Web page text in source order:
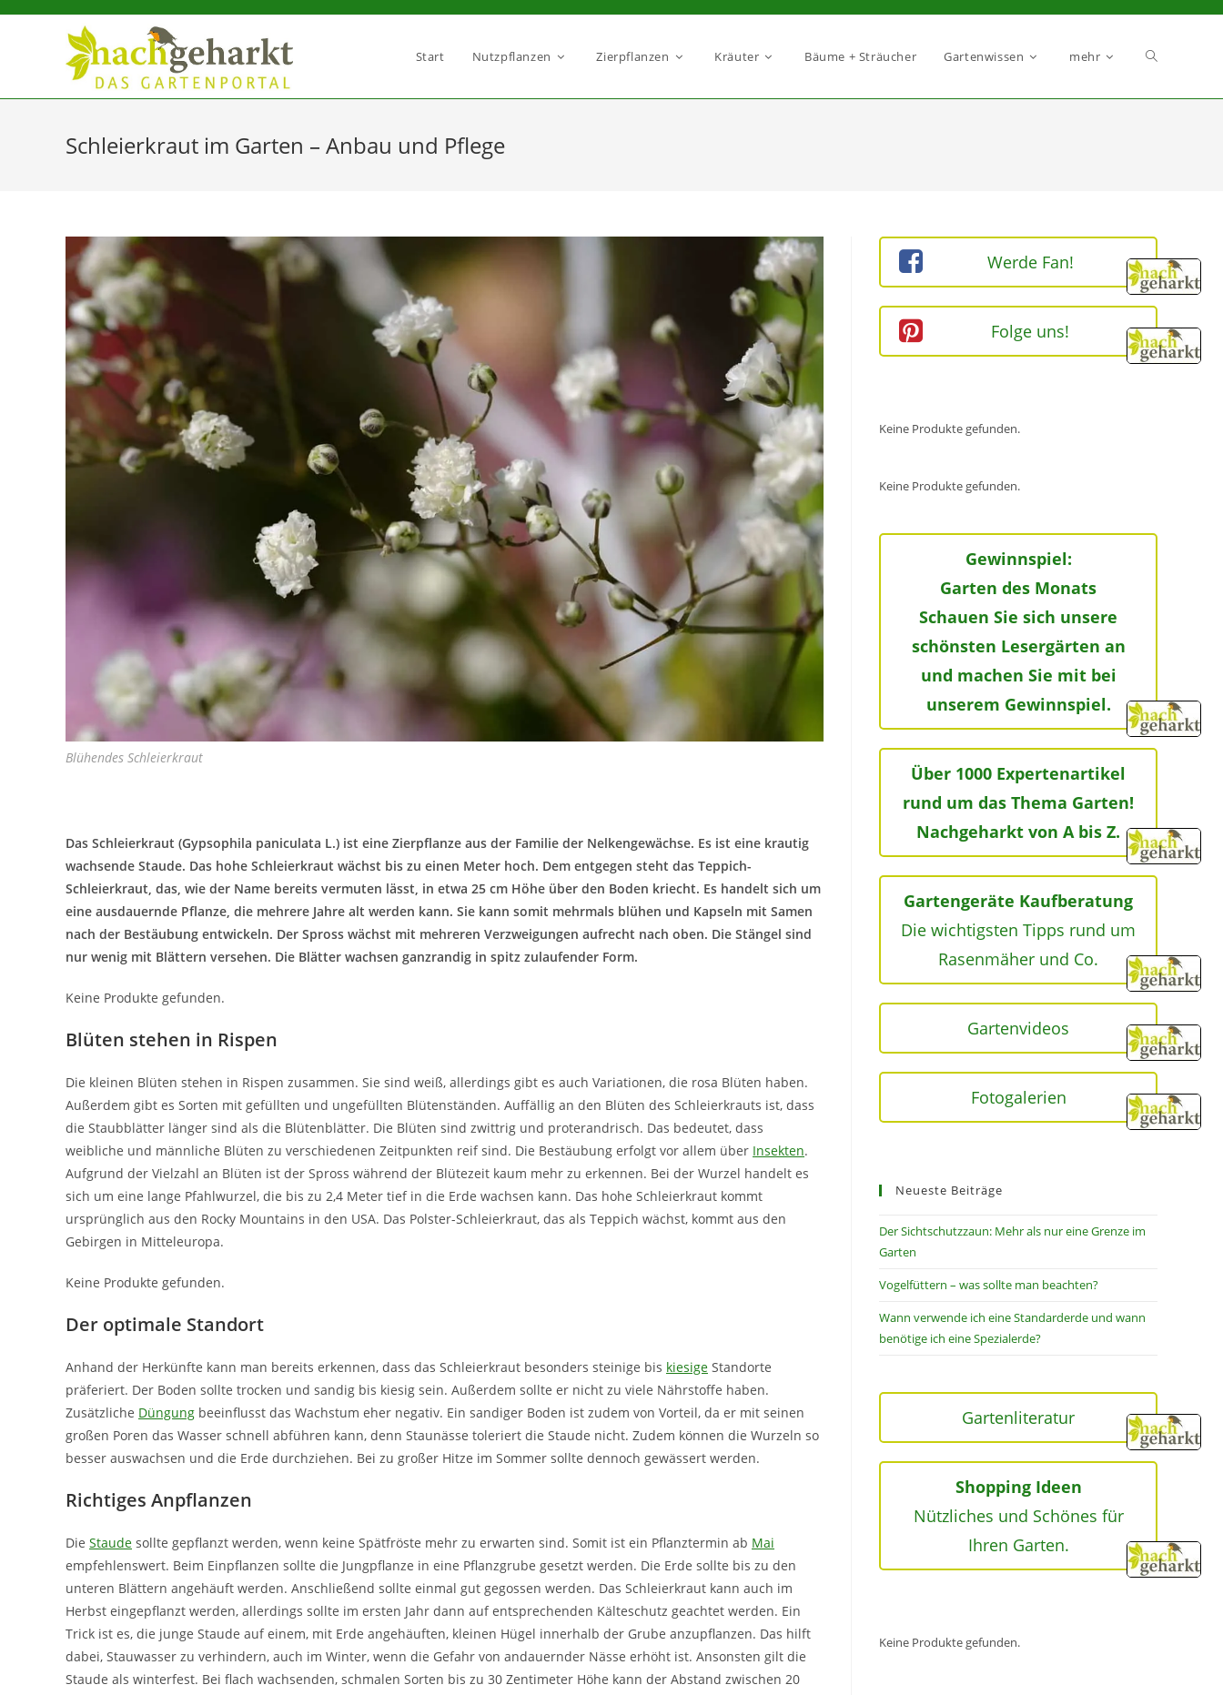
Sidebar-
Start Nutzpflanzen Zierpflanzen Kräuter Bäume + Sträucher Gartenwissen mehr
Schleierkraut im Garten – Anbau und Pflege
Blühendes Schleierkraut
Das Schleierkraut (Gypsophila paniculata L.) ist eine Zierpflanze aus der Familie der Nelkengewächse. Es ist eine krautig
wachsende Staude. Das hohe Schleierkraut wächst bis zu einen Meter hoch. Dem entgegen steht das Teppich-
Schleierkraut, das, wie der Name bereits vermuten lässt, in etwa 25 cm Höhe über den Boden kriecht. Es handelt sich um
eine ausdauernde Pflanze, die mehrere Jahre alt werden kann. Sie kann somit mehrmals blühen und Kapseln mit Samen
nach der Bestäubung entwickeln. Der Spross wächst mit mehreren Verzweigungen aufrecht nach oben. Die Stängel sind
nur wenig mit Blättern versehen. Die Blätter wachsen ganzrandig in spitz zulaufender Form.
Keine Produkte gefunden.
Blüten stehen in Rispen
Die kleinen Blüten stehen in Rispen zusammen. Sie sind weiß, allerdings gibt es auch Variationen, die rosa Blüten haben.
Außerdem gibt es Sorten mit gefüllten und ungefüllten Blütenständen. Auffällig an den Blüten des Schleierkrauts ist, dass
die Staubblätter länger sind als die Blütenblätter. Die Blüten sind zwittrig und proterandrisch. Das bedeutet, dass
weibliche und männliche Blüten zu verschiedenen Zeitpunkten reif sind. Die Bestäubung erfolgt vor allem über Insekten.
Aufgrund der Vielzahl an Blüten ist der Spross während der Blütezeit kaum mehr zu erkennen. Bei der Wurzel handelt es
sich um eine lange Pfahlwurzel, die bis zu 2,4 Meter tief in die Erde wachsen kann. Das hohe Schleierkraut kommt
ursprünglich aus den Rocky Mountains in den USA. Das Polster-Schleierkraut, das als Teppich wächst, kommt aus den
Gebirgen in Mitteleuropa.
Keine Produkte gefunden.
Der optimale Standort
Anhand der Herkünfte kann man bereits erkennen, dass das Schleierkraut besonders steinige bis kiesige Standorte
präferiert. Der Boden sollte trocken und sandig bis kiesig sein. Außerdem sollte er nicht zu viele Nährstoffe haben.
Zusätzliche Düngung beeinflusst das Wachstum eher negativ. Ein sandiger Boden ist zudem von Vorteil, da er mit seinen
großen Poren das Wasser schnell abführen kann, denn Staunässe toleriert die Staude nicht. Zudem können die Wurzeln so
besser auswachsen und die Erde durchziehen. Bei zu großer Hitze im Sommer sollte dennoch gewässert werden.
Richtiges Anpflanzen
Die Staude sollte gepflanzt werden, wenn keine Spätfröste mehr zu erwarten sind. Somit ist ein Pflanztermin ab Mai
empfehlenswert. Beim Einpflanzen sollte die Jungpflanze in eine Pflanzgrube gesetzt werden. Die Erde sollte bis zu den
unteren Blättern angehäuft werden. Anschließend sollte einmal gut gegossen werden. Das Schleierkraut kann auch im
Herbst eingepflanzt werden, allerdings sollte im ersten Jahr dann auf entsprechenden Kälteschutz geachtet werden. Ein
Trick ist es, die junge Staude auf einem, mit Erde angehäuften, kleinen Hügel innerhalb der Grube anzupflanzen. Das hilft
dabei, Stauwasser zu verhindern, auch im Winter, wenn die Gefahr von andauernder Nässe erhöht ist. Ansonsten gilt die
Staude als winterfest. Bei flach wachsenden, schmalen Sorten bis zu 30 Zentimeter Höhe kann der Abstand zwischen 20
Werde Fan!
Folge uns!
Keine Produkte gefunden.
Keine Produkte gefunden.
Gewinnspiel:
Garten des Monats
Schauen Sie sich unsere
schönsten Lesergärten an
und machen Sie mit bei
unserem Gewinnspiel.
Über 1000 Expertenartikel
rund um das Thema Garten!
Nachgeharkt von A bis Z.
Gartengeräte Kaufberatung
Die wichtigsten Tipps rund um
Rasenmäher und Co.
Gartenvideos
Fotogalerien
Neueste Beiträge
Der Sichtschutzzaun: Mehr als nur eine Grenze im
Garten
Vogelfüttern – was sollte man beachten?
Wann verwende ich eine Standarderde und wann
benötige ich eine Spezialerde?
Gartenliteratur
Shopping Ideen
Nützliches und Schönes für
Ihren Garten.
Keine Produkte gefunden.